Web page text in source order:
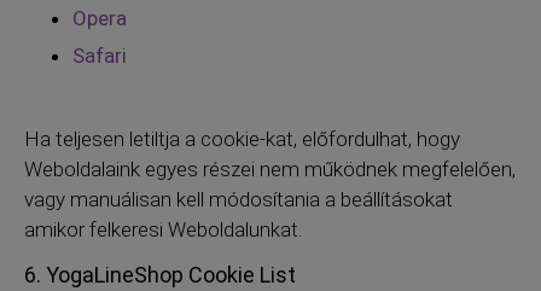
Opera
Safari
Ha teljesen letiltja a cookie-kat, előfordulhat, hogy
Weboldalaink egyes részei nem működnek megfelelően,
vagy manuálisan kell módosítania a beállításokat
amikor felkeresi Weboldalunkat.
6. YogaLineShop Cookie List